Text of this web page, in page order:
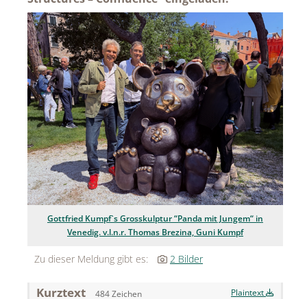
DUFTSTARS / The Fragrance Foundation Austria
EHINGER SCHWARZ 1876
Jean Paul Gaultier
Lindt & Sprüngli
Nägele & Strubell
PUIG
Rabanne
sh!ne by Dorotheum Juwelier
Sicheldorfer Heilwasser
Gottfried Kumpf`s Grosskulptur “Panda mit Jungem“ in
Venedig. v.l.n.r. Thomas Brezina, Guni Kumpf
Zu dieser Meldung gibt es: 2 Bilder
Kurztext 484 Zeichen Plaintext